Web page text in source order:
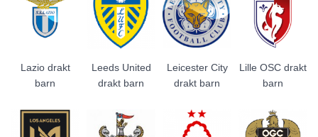
Lazio drakt
barn
Leeds United
drakt barn
Leicester City
drakt barn
Lille OSC drakt
barn